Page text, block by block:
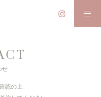
せ
認の上